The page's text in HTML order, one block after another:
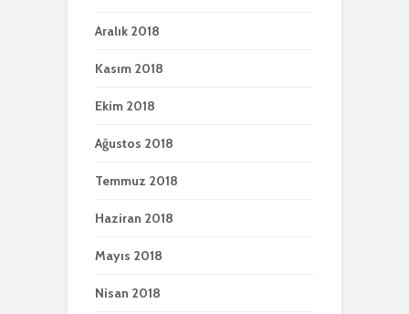
Aralık 2018
Kasım 2018
Ekim 2018
Ağustos 2018
Temmuz 2018
Haziran 2018
Mayıs 2018
Nisan 2018